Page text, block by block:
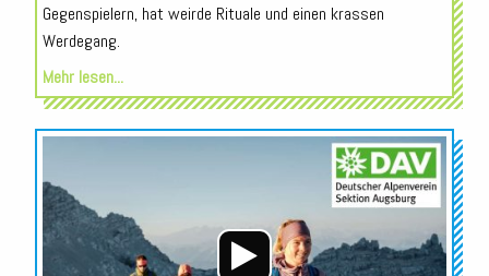
Gegenspielern, hat weirde Rituale und einen krassen
Werdegang.
Mehr lesen...
Audio-
Player